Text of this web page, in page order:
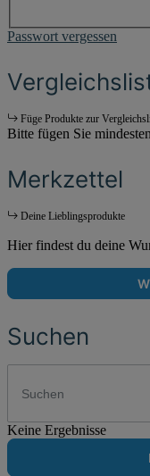
Passwort vergessen
Füge Produkte zur
Bitte fügen Sie
Merkzettel
Deine Lieblingsprodukte
Hier findest du deine
Suchen
Keine Ergebnisse